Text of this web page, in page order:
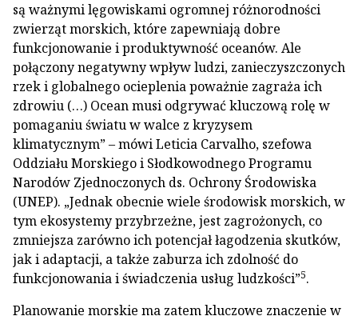
są ważnymi lęgowiskami ogromnej różnorodności
zwierząt morskich, które zapewniają dobre
funkcjonowanie i produktywność oceanów. Ale
połączony negatywny wpływ ludzi, zanieczyszczonych
rzek i globalnego ocieplenia poważnie zagraża ich
zdrowiu (…) Ocean musi odgrywać kluczową rolę w
pomaganiu światu w walce z kryzysem
klimatycznym” – mówi Leticia Carvalho, szefowa
Oddziału Morskiego i Słodkowodnego Programu
Narodów Zjednoczonych ds. Ochrony Środowiska
(UNEP). „Jednak obecnie wiele środowisk morskich, w
tym ekosystemy przybrzeżne, jest zagrożonych, co
zmniejsza zarówno ich potencjał łagodzenia skutków,
jak i adaptacji, a także zaburza ich zdolność do
funkcjonowania i świadczenia usług ludzkości”5.
Planowanie morskie ma zatem kluczowe znaczenie w